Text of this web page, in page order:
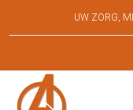
UW ZORG,